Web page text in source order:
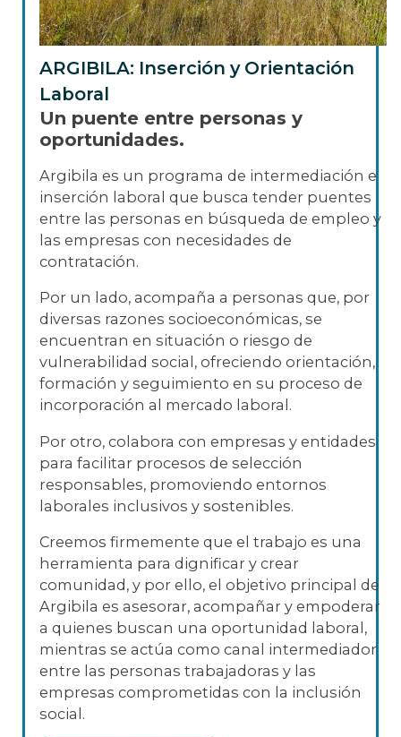
ARGIBILA: Inserción y Orientación
Laboral
Un puente entre personas y
oportunidades.
Argibila es un programa de intermediación e
inserción laboral que busca tender puentes
entre las personas en búsqueda de empleo y
las empresas con necesidades de
contratación.
Por un lado, acompaña a personas que, por
diversas razones socioeconómicas, se
encuentran en situación o riesgo de
vulnerabilidad social, ofreciendo orientación,
formación y seguimiento en su proceso de
incorporación al mercado laboral.
Por otro, colabora con empresas y entidades
para facilitar procesos de selección
responsables, promoviendo entornos
laborales inclusivos y sostenibles.
Creemos firmemente que el trabajo es una
herramienta para dignificar y crear
comunidad, y por ello, el objetivo principal de
Argibila es asesorar, acompañar y empoderar
a quienes buscan una oportunidad laboral,
mientras se actúa como canal intermediador
entre las personas trabajadoras y las
empresas comprometidas con la inclusión
social.